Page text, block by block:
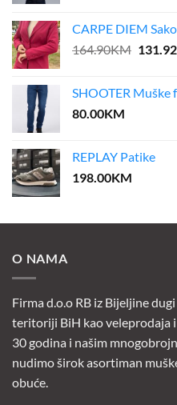
CARPE DIEM Sako
164.90KM 131.92
SHOOTER Muške
80.00KM
REPLAY Patike
198.00KM
O NAMA
Firma d.o.o RB iz Bijeljine
teritoriji BiH kao veleprodaja
30 godina i našim
nudimo širok asortiman
obuće.